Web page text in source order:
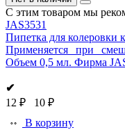
С этим товаром мы
JAS3531
Пипетка для колеровки
Применяется при
Объем 0,5 мл. Фирма
✔
12 ₽
10 ₽
В корзину